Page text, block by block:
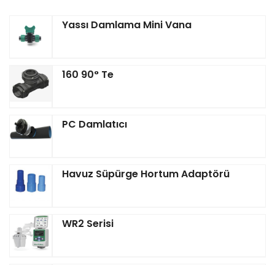
Yassı Damlama Mini Vana
160 90° Te
PC Damlatıcı
Havuz Süpürge Hortum Adaptörü
WR2 Serisi